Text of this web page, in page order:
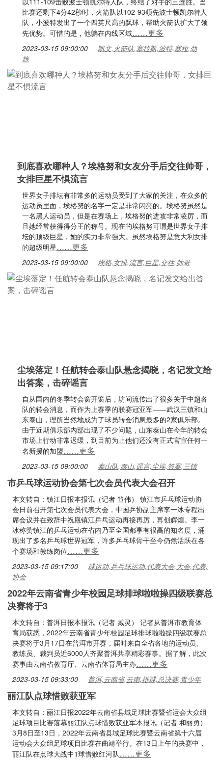
比赛还剩下4分42秒时，火箭队以102-93领先波士顿凯尔特人
队，小波特发出了一个四英尺高的飘球，帮助火箭队扩大了领
先优势。可惜的是，他躺在内线区域……更多
2023-03-15 09:00:00
凯文,火箭队,塞拉斯,波特,塞拉,劲
旅
到底喜欢哪种人？埃格努和女友分手后交往帅哥，
女排巨星不惧流言
世界女子排坛有非常多的运动员受到了大家的关注，在众多的
运动员里面，埃格努的名字一定是非常闪亮的。埃格努虽然是
一名黑人运动员，但是在赛场上，埃格努的进攻非常凌厉，而
且她经常获得得分王的称号。现在的埃格努可谓是世界女子排
坛的顶级巨星，她的实力非常强大。虽然埃格努是意大利女排
的超级明星……更多
2023-03-15 09:00:00 埃格,女排,流言,巨星,交往,帅哥
尘埃落定！任航转会泰山队悬念揭晓，名记发文给
出答案，击碎谣言
自从国内的冬季转会窗开窗后，坊间流传出了很多关于中超各
队的转会消息，而作为上赛季的联赛冠亚军——武汉三镇和山
东泰山，理所当然地成为了球员转会消息最多的2家俱乐部。
由于近期俱乐部内部出现了不少问题，山东泰山在今年的转会
市场上行动非常迟缓，到目前为止他们还没有正式官宣任何一
名新援的加盟……更多
2023-03-15 09:00:00 泰山队,泰山,谣言,尘埃,答案,三镇
市乒乓球运动协会第七次会员代表大会召开
本文转自：镇江日报本报讯（记者 笪伟） 镇江市乒乓球运动协
会日前召开第七次会员代表大会，中国乒协副主席李一冰专程出
席会议并在致辞中祝愿镇江乒乓运动再接再厉，再创辉煌。李一
冰称赞镇江的乒乓运动在省内乃至全国都享有很高的知名度，涌
现出了多名乒乓球世界冠军，许多乒乓球骨干至今仍然活跃在各
个赛场和教练岗位……更多
2023-03-15 09:17:00
球运动,乒乓球运动,代表大会,大会,代表,
协会
2022年云南省青少年校园足球排球啦啦操四级联赛总
决赛将于3
本文转自：普洱日报本报讯（记者 臧灵） 记者从普洱市教育体
育局获悉，2022年云南省青少年校园足球排球啦啦操四级联赛总
决赛将于3月17日在普洱市开赛，届时来自全省各地的运动员、
教练员、裁判员近6000人齐聚普洱共享精彩赛事。据了解，此次
赛事由云南省教育厅、云南省体育局主办……更多
2023-03-15 09:33:00 普洱,云南省,云南,排球,总决赛,青少年
丽江队点球惜败获亚军
本文转自：丽江日报2022年云南省县域足球比赛暨省运会大众组
足球项目比赛落幕丽江队点球惜败获亚军本报讯（记者 和丽勇）
3月8日至13日，2022年云南省县域足球比赛暨云南省第十六届
运动会大众组足球项目比赛在曲靖举行。在13日上午的决赛中，
丽江队在点球大战中1球惜败红河队……更多